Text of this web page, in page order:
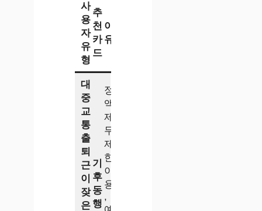
사
용
자
유
형
추
천
카
드
이
유
대
중
교
통
출
퇴
근
이
잦
은
기
후
동
행
정
액
제
무
제
한
이
용
,